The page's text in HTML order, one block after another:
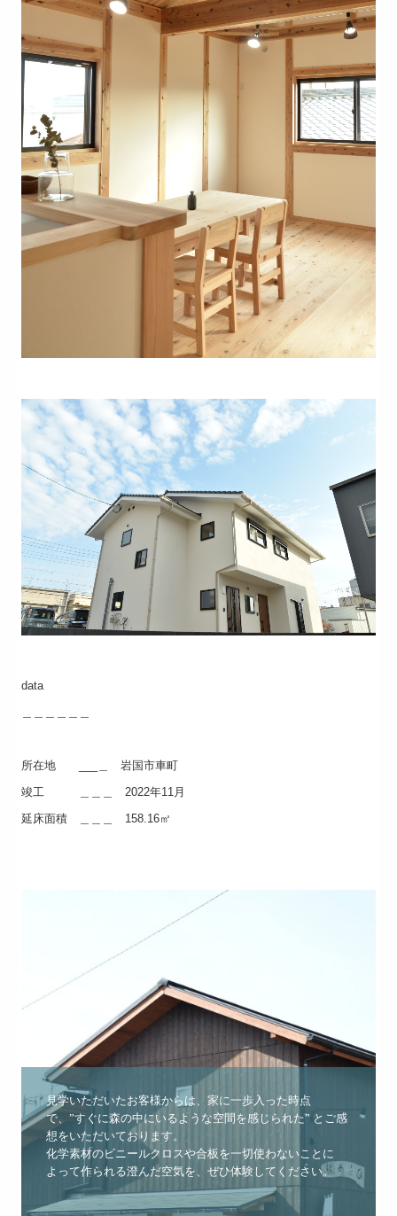
data
所在地 ___＿ 岩国市車町
竣工 ＿＿＿ 2022年11月
延床面積 ＿＿＿ 158.16㎡
見学いただいたお客様からは、家に一歩入った時点
で、”すぐに森の中にいるような空間を感じられた” とご感
想をいただいております。
化学素材のビニールクロスや合板を一切使わないことに
よって作られる澄んだ空気を、ぜひ体験してください。